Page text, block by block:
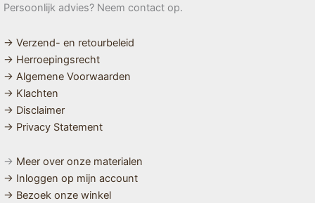
Persoonlijk advies? Neem contact op.
→ Verzend- en retourbeleid
→ Herroepingsrecht
→ Algemene Voorwaarden
→ Klachten
→ Disclaimer
→ Privacy Statement
→ Meer over onze materialen
→ Inloggen op mijn account
→ Bezoek onze winkel